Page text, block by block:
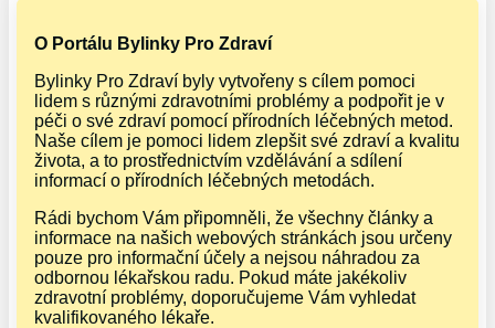
O Portálu Bylinky Pro Zdraví
Bylinky Pro Zdraví byly vytvořeny s cílem pomoci
lidem s různými zdravotními problémy a podpořit je v
péči o své zdraví pomocí přírodních léčebných metod.
Naše cílem je pomoci lidem zlepšit své zdraví a kvalitu
života, a to prostřednictvím vzdělávání a sdílení
informací o přírodních léčebných metodách.
Rádi bychom Vám připomněli, že všechny články a
informace na našich webových stránkách jsou určeny
pouze pro informační účely a nejsou náhradou za
odbornou lékařskou radu. Pokud máte jakékoliv
zdravotní problémy, doporučujeme Vám vyhledat
kvalifikovaného lékaře.